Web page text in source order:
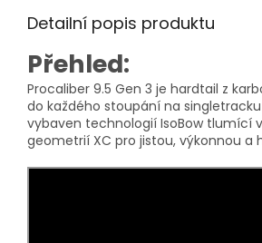
Detailní popis produktu
Přehled:
Procaliber 9.5 Gen 3 je hardtail z
do každého stoupání na
vybaven technologií IsoBow tlumící
geometrií XC pro jistou, výkonnou a